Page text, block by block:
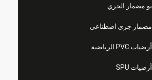
بو مضمار الجري
مضمار جري اصطناعي
أرضيات PVC الرياضية
أرضيات SPU